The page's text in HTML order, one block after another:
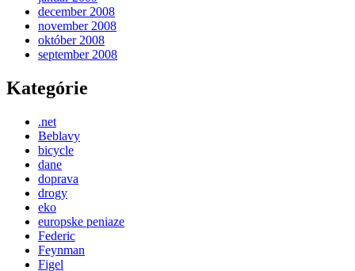
december 2008
november 2008
október 2008
september 2008
Kategórie
.net
Beblavy
bicycle
dane
doprava
drogy
eko
europske peniaze
Federic
Feynman
Figel